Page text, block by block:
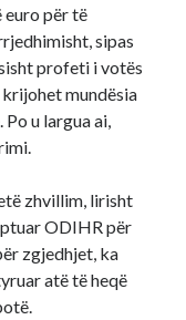
euro për të
sipas
profeti i votës
krijohet mundësia
u largua ai,
zhvillim, lirisht
ODIHR për
zgjedhjet, ka
atë të heqë